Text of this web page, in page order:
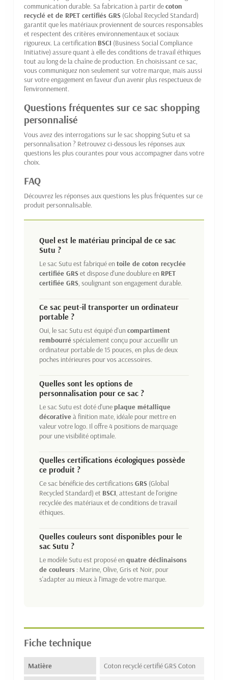
communication durable. Sa fabrication à partir decoton
recyclé et de RPET certifiés GRS (Global Recycled Standard)
garantit que les matériaux proviennent de sources responsables
et respectent des critères environnementaux et sociaux
rigoureux. La certification BSCI (Business Social Compliance
Initiative) assure quant à elle des conditions de travail éthiques
tout au long de la chaîne de production. En choisissant ce sac,
vous communiquez non seulement sur votre marque, mais aussi
sur votre engagement en faveur d'un avenir plus respectueux de
l'environnement.
Questions fréquentes sur ce sac shopping
personnalisé
Vous avez des interrogations sur le sac shopping Sutu et sa
personnalisation ? Retrouvez ci-dessous les réponses aux
questions les plus courantes pour vous accompagner dans votre
choix.
FAQ
Découvrez les réponses aux questions les plus fréquentes sur ce
produit personnalisable.
Quel est le matériau principal de ce sac
Sutu ?
Le sac Sutu est fabriqué entoile de coton recyclée
certifiée GRSet dispose d'une doublure en RPET
certifiée GRS, soulignant son engagement durable.
Ce sac peut-il transporter un ordinateur
portable ?
Oui, le sac Sutu est équipé d'uncompartiment
rembourré spécialement conçu pour accueillir un
ordinateur portable de 15 pouces, en plus de deux
poches intérieures pour vos accessoires.
Quelles sont les options de
personnalisation pour ce sac ?
Le sac Sutu est doté d'uneplaque métallique
décorativeà finition mate, idéale pour mettre en
valeur votre logo. Il offre 4 positions de marquage
pour une visibilité optimale.
Quelles certifications écologiques possède
ce produit ?
Ce sac bénéficie des certificationsGRS (Global
Recycled Standard) et BSCI, attestant de l'origine
recyclée des matériaux et de conditions de travail
éthiques.
Quelles couleurs sont disponibles pour le
sac Sutu ?
Le modèle Sutu est proposé enquatre déclinaisons
de couleurs : Marine, Olive, Gris et Noir, pour
s'adapter au mieux à l'image de votre marque.
Fiche technique
Matière Coton recyclé certifié GRS Coton